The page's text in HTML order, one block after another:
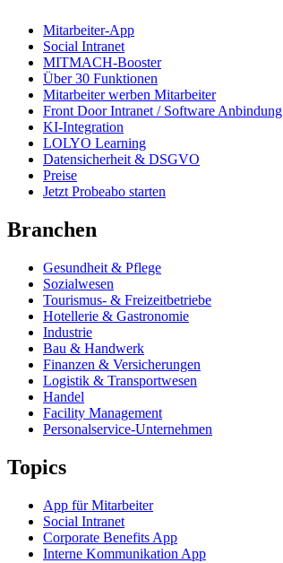
Mitarbeiter-App
Social Intranet
MITMACH-Booster
Über 30 Funktionen
Mitarbeiter werben Mitarbeiter
Front Door Intranet / Software Anbindung
KI-Integration
LOLYO Learning
Datensicherheit & DSGVO
Preise
Jetzt Probeabo starten
Branchen
Gesundheit & Pflege
Sozialwesen
Tourismus- & Freizeitbetriebe
Hotellerie & Gastronomie
Industrie
Bau & Handwerk
Finanzen & Versicherungen
Logistik & Transportwesen
Handel
Facility Management
Personalservice-Unternehmen
Topics
App für Mitarbeiter
Social Intranet
Corporate Benefits App
Interne Kommunikation App